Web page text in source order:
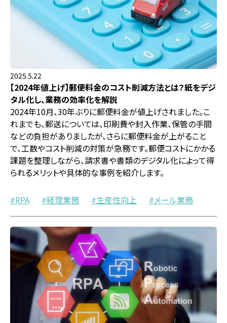
2025.5.22
【2024年値上げ】郵便料金のコスト削減方法とは？紙をデジ
タル化し、業務の効率化を解説
2024年10月、30年ぶりに郵便料金が値上げされました。こ
れまでも、郵送については、印刷費や封入作業、保管の手間
などの負担がありましたが、さらに郵便料金が上がること
で、工数やコスト削減の対策が急務です。郵便コストにかかる
課題を整理しながら、請求書や書類のデジタル化によって得
られるメリットや具体的な事例を紹介します。
RPA 経理業務 生産性向上 メール業務